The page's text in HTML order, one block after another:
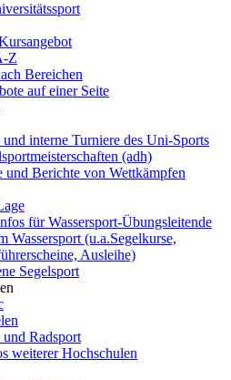
Z
Bereichen
auf einer Seite
interne Turniere des Uni-Sports
(adh)
und Berichte von Wettkämpfen
für Wassersport-Übungsleitende
Wassersport (u.a.Segelkurse,
Ausleihe)
Segelsport
Radsport
weiterer Hochschulen